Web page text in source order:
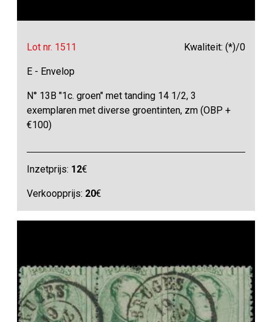
Lot nr. 1511 Kwaliteit: (*)/0
E - Envelop
N° 13B "1c. groen" met tanding 14 1/2, 3
exemplaren met diverse groentinten, zm (OBP +
€100)
Inzetprijs: 12€
Verkoopprijs: 20€